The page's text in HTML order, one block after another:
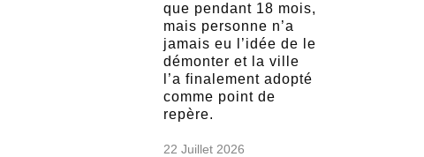
que pendant 18 mois,
mais personne n’a
jamais eu l’idée de le
démonter et la ville
l’a finalement adopté
comme point de
repère.
22 Juillet 2026